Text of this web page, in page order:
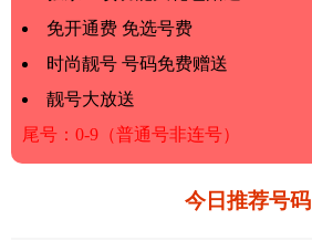
免开通费 免选号费
时尚靓号 号码免费赠送
靓号大放送
尾号：0-9（普通号非连号）
今日推荐号码